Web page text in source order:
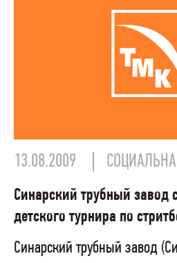
13.08.2009
Синарский трубный завод
детского турнира по
Синарский трубный завод